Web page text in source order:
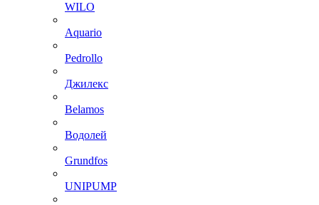
WILO
Aquario
Pedrollo
Джилекс
Belamos
Водолей
Grundfos
UNIPUMP